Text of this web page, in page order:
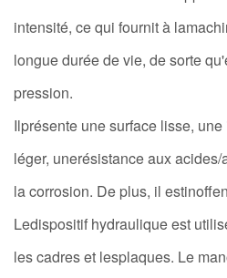
intensité, ce qui fournit à
longue durée de vie, de sorte
pression.
Ilprésente une surface lisse,
léger, unerésistance aux
la corrosion. De plus, il
Ledispositif hydraulique est
les cadres et lesplaques. Le